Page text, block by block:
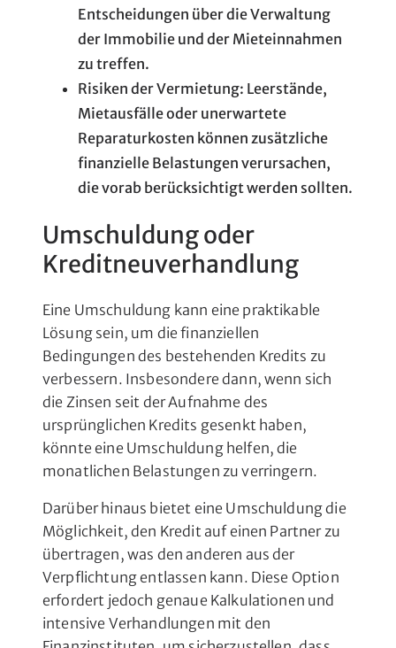
Entscheidungen über die Verwaltung
der Immobilie und der Mieteinnahmen
zu treffen.
Risiken der Vermietung: Leerstände,
Mietausfälle oder unerwartete
Reparaturkosten können zusätzliche
finanzielle Belastungen verursachen,
die vorab berücksichtigt werden sollten.
Umschuldung oder
Kreditneuverhandlung
Eine Umschuldung kann eine praktikable
Lösung sein, um die finanziellen
Bedingungen des bestehenden Kredits zu
verbessern. Insbesondere dann, wenn sich
die Zinsen seit der Aufnahme des
ursprünglichen Kredits gesenkt haben,
könnte eine Umschuldung helfen, die
monatlichen Belastungen zu verringern.
Darüber hinaus bietet eine Umschuldung die
Möglichkeit, den Kredit auf einen Partner zu
übertragen, was den anderen aus der
Verpflichtung entlassen kann. Diese Option
erfordert jedoch genaue Kalkulationen und
intensive Verhandlungen mit den